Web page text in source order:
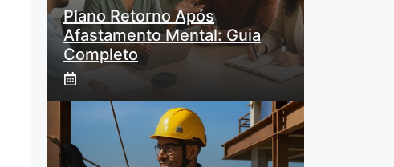
Plano Retorno Após
Afastamento Mental: Guia
Completo